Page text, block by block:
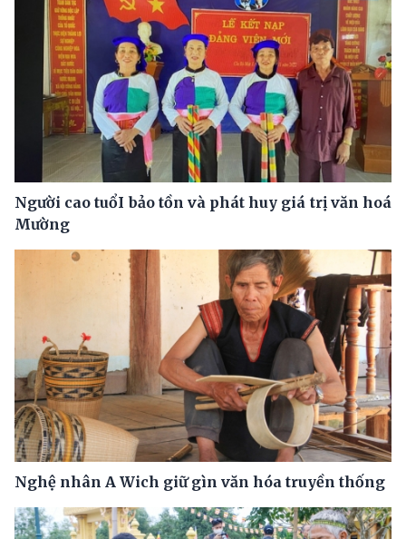
Người cao tuổI bảo tồn và phát huy giá trị văn hoá
Mường
Nghệ nhân A Wich giữ gìn văn hóa truyền thống